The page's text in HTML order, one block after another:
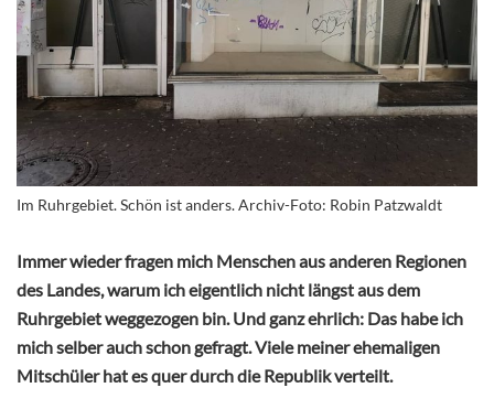
Im Ruhrgebiet. Schön ist anders. Archiv-Foto: Robin Patzwaldt
Immer wieder fragen mich Menschen aus anderen Regionen
des Landes, warum ich eigentlich nicht längst aus dem
Ruhrgebiet weggezogen bin. Und ganz ehrlich: Das habe ich
mich selber auch schon gefragt. Viele meiner ehemaligen
Mitschüler hat es quer durch die Republik verteilt.